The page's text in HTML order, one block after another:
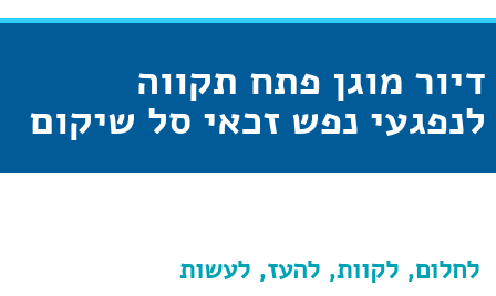
דיור מוגן פתח תקווה
לנפגעי נפש זכאי סל שיקום
לחלום, לקוות, להעז, לעשות